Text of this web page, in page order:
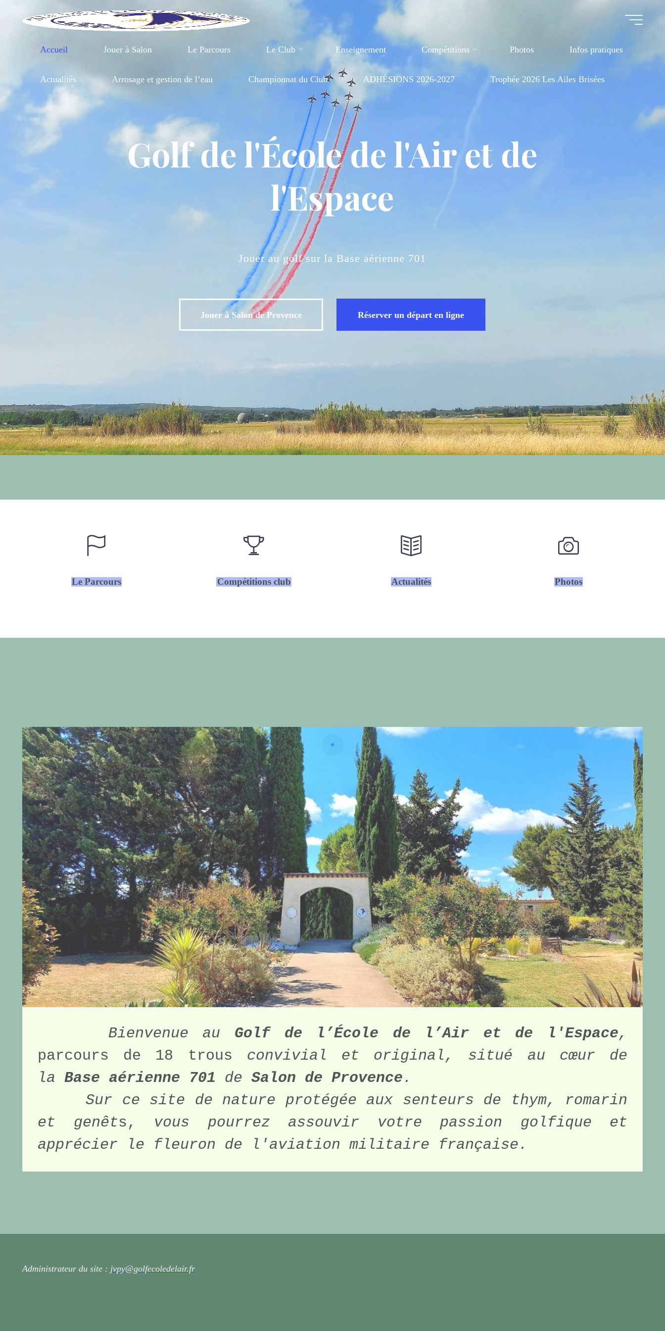
Accueil
Jouer à Salon Le Parcours Le Club Enseignement Compétitions Photos Infos pratiques
Actualités Arrosage et gestion de l’eau Championnat du Club ADHÉSIONS 2026-2027 Trophée 2026 Les Ailes Brisées
Golf de l'École de l'Air et de
l'Espace
Jouer au golf sur la Base aérienne 701
Jouer à Salon de Provence Réserver un départ en ligne
Le Parcours Compétitions club Actualités Photos
Bienvenue au Golf de l’École de l’Air et de l'Espace
parcours de 18 trous convivial et original, situé au cœur de
la Base aérienne 701 de Salon de Provence.
Sur ce site de nature protégée aux senteurs de thym, romarin
et genêts,
vous pourrez assouvir votre passion golfique et
apprécier le fleuron de l'aviation militaire française.
Administrateur du site : jvpy@golfecoledelair.fr